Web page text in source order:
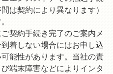
は契約により異なります）
契約手続き完了のご案内メ
着しない場合にはお申し込
能性があります。当社の責
端末障害などによりインタ